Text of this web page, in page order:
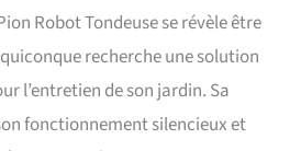
l'application】 : en utilisant
notre application
conviviale, vous pouvez
surveiller la progression de
la tonte à tout moment,
n'importe où, planifier les
Robot Tondeuse se révèle être
recherche une solution
l’entretien de son jardin. Sa
fonctionnement silencieux et